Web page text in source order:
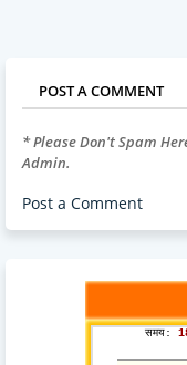
POST A COMMENT
* Please Don't Spam
Admin.
Post a Comment